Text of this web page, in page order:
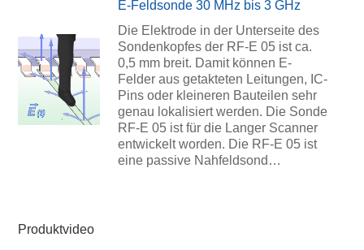
E-Feldsonde 30 MHz bis 3 GHz
Die Elektrode in der Unterseite des
Sondenkopfes der RF-E 05 ist ca.
0,5 mm breit. Damit können E-
Felder aus getakteten Leitungen, IC-
Pins oder kleineren Bauteilen sehr
genau lokalisiert werden. Die Sonde
RF-E 05 ist für die Langer Scanner
entwickelt worden. Die RF-E 05 ist
eine passive Nahfeldsond…
Produktvideo